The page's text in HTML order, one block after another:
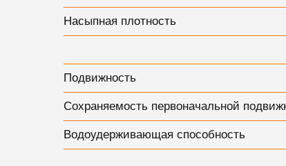
Насыпная плотность
Подвижность
Сохраняемость первоначальной
Водоудерживающая способность